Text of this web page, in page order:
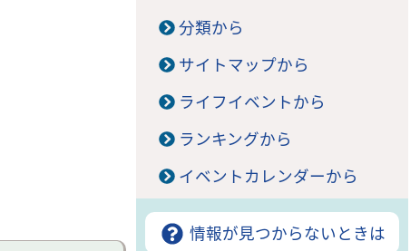
分類から
サイトマップから
ライフイベントから
ランキングから
イベントカレンダーから
情報が見つからないときは